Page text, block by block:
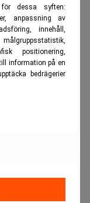
dessa syften:
anpassning av
innehåll,
positionering,
information på en
bedrägerier